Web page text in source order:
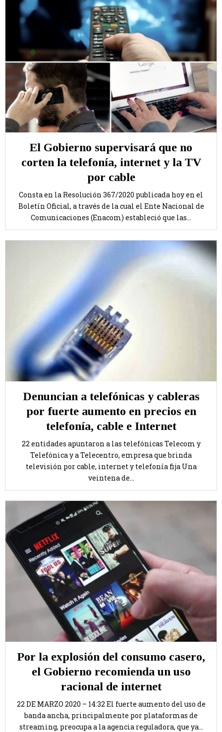
El Gobierno supervisará que no
corten la telefonía, internet y la TV
por cable
Consta en la Resolución 367/2020 publicada hoy en el
Boletín Oficial, a través de la cual el Ente Nacional de
Comunicaciones (Enacom) estableció que las...
Denuncian a telefónicas y cableras
por fuerte aumento en precios en
telefonía, cable e Internet
22 entidades apuntaron a las telefónicas Telecom y
Telefónica y a Telecentro, empresa que brinda
televisión por cable, internet y telefonía fija Una
veintena de...
Por la explosión del consumo casero,
el Gobierno recomienda un uso
racional de internet
22 DE MARZO 2020 – 14:32 El fuerte aumento del uso de
banda ancha, principalmente por plataformas de
streaming, preocupa a la agencia reguladora, que ya...